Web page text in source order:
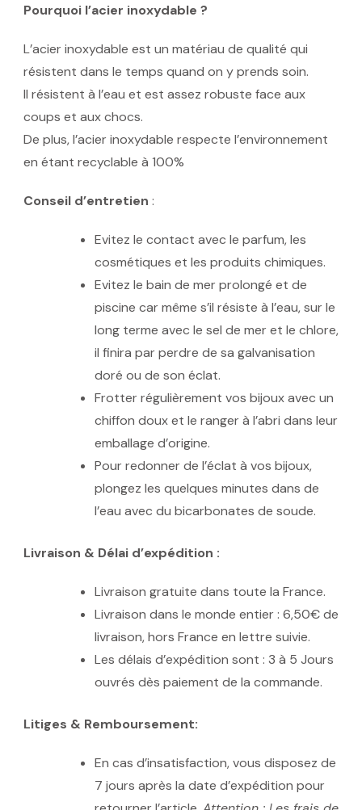
Pourquoi l’acier inoxydable ?
L’acier inoxydable est un matériau de qualité qui
résistent dans le temps quand on y prends soin.
Il résistent à l’eau et est assez robuste face aux
coups et aux chocs.
De plus, l’acier inoxydable respecte l’environnement
en étant recyclable à 100%
Conseil d’entretien :
Evitez le contact avec le parfum, les
cosmétiques et les produits chimiques.
Evitez le bain de mer prolongé et de
piscine car même s’il résiste à l’eau, sur le
long terme avec le sel de mer et le chlore,
il finira par perdre de sa galvanisation
doré ou de son éclat.
Frotter régulièrement vos bijoux avec un
chiffon doux et le ranger à l’abri dans leur
emballage d’origine.
Pour redonner de l’éclat à vos bijoux,
plongez les quelques minutes dans de
l’eau avec du bicarbonates de soude.
Livraison & Délai d’expédition :
Livraison gratuite dans toute la France.
Livraison dans le monde entier : 6,50€ de
livraison, hors France en lettre suivie.
Les délais d’expédition sont : 3 à 5 Jours
ouvrés dès paiement de la commande.
Litiges & Remboursement:
En cas d’insatisfaction, vous disposez de
7 jours après la date d’expédition pour